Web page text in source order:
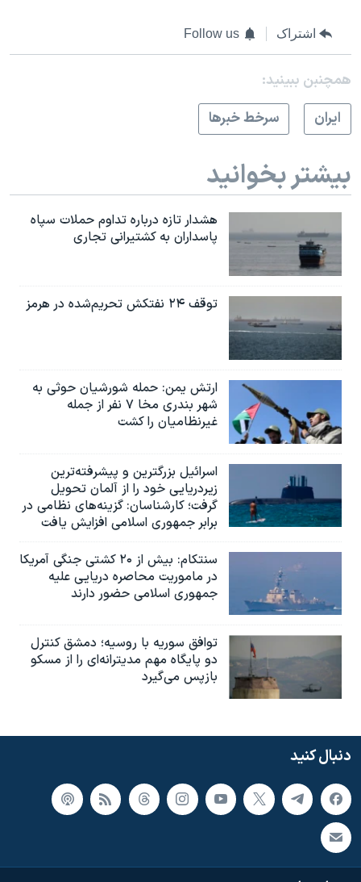
اشتراک Follow us
همچنبن ببینید:
ايران
سرخط خبرها
بیشتر بخوانید
هشدار تازه درباره تداوم حملات سپاه
پاسداران به کشتیرانی تجاری
توقف ۲۴ نفتکش تحریم‌شده در هرمز
ارتش یمن: حمله شورشیان حوثی به
شهر بندری مخا ۷ نفر از جمله
غیرنظامیان را کشت
اسرائيل بزرگترین و پیشرفته‌ترین
زیردریایی خود را از آلمان تحویل
گرفت؛ کارشناسان: گزینه‌های نظامی در
برابر جمهوری اسلامی افزایش یافت
سنتکام: بیش از ۲۰ کشتی جنگی آمریکا
در ماموریت محاصره دریایی علیه
جمهوری اسلامی حضور دارند
توافق سوریه با روسیه؛ دمشق کنترل
دو پایگاه مهم مدیترانه‌ای را از مسکو
بازپس می‌گیرد
دنبال کنید